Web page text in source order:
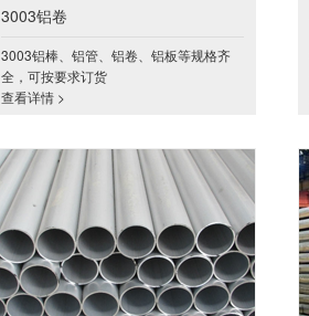
3003铝卷
3003铝棒、铝管、铝卷、铝板等规格齐
全，可按要求订货
查看详情 >